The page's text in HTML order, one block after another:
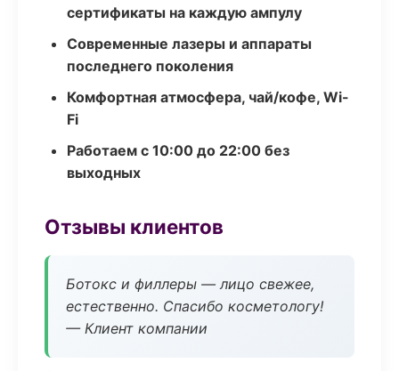
сертификаты на каждую ампулу
Современные лазеры и аппараты
последнего поколения
Комфортная атмосфера, чай/кофе, Wi-
Fi
Работаем с 10:00 до 22:00 без
выходных
Отзывы клиентов
Ботокс и филлеры — лицо свежее,
естественно. Спасибо косметологу!
— Клиент компании